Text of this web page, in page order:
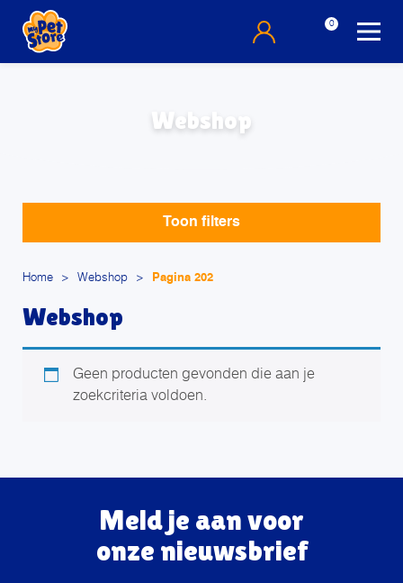
0
Webshop
Toon filters
Home > Webshop > Pagina 202
Webshop
Geen producten gevonden die aan je
zoekcriteria voldoen.
Meld je aan voor
onze nieuwsbrief